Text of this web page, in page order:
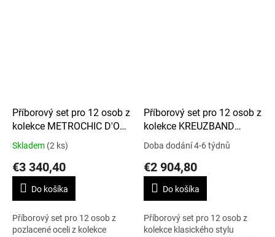
Příborový set pro 12 osob z
kolekce METROCHIC D'OR,
70 ks
Skladem (2 ks)
€3 340,40
Do košíka
Příborový set pro 12 osob z
pozlacené oceli z kolekce
Příborový set pro 12 osob z
kolekce KREUZBAND
SEPTFONTAINES, 113 ks
Doba dodání 4-6 týdnů
€2 904,80
Do košíka
Příborový set pro 12 osob z
kolekce klasického stylu